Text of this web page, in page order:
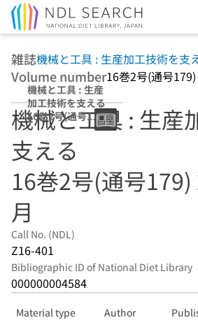
雑誌機械と工具 : 生産加工技術を支
Volume number16巻2号(通号
機械と工具 : 生産
加工技術を支える
16巻2号(通号179)
2026年2月
機械と工具 : 生産
支える
16巻2号(通号
月
Call No. (NDL)
Z16-401
Bibliographic ID of National Diet Library
000000004584
Material type Author